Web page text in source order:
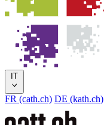
IT
FR (cath.ch) DE (kath.ch)